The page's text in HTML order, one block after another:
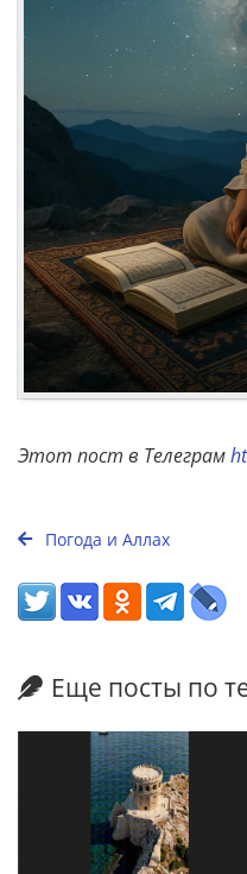
Этот пост в Телеграм
Погода и Аллах
Еще посты по